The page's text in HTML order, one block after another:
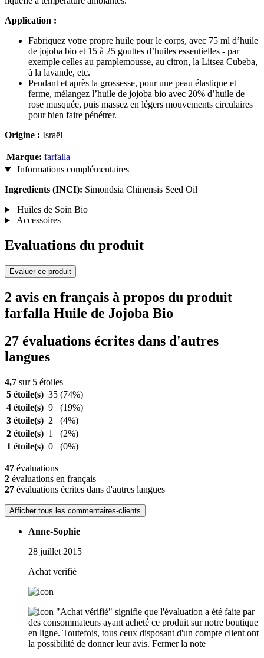
Application :
Fabriquez votre propre huile pour le corps, avec 75 ml d’huile
de jojoba bio et 15 à 25 gouttes d’huiles essentielles - par
exemple celles au pamplemousse, au citron, la Litsea Cubeba,
à la lavande, etc.
Pendant et après la grossesse, pour une peau élastique et
ferme, mélangez l’huile de jojoba bio avec 20% d’huile de
rose musquée, puis massez en légers mouvements circulaires
pour bien faire pénétrer.
Origine : Israël
Marque: farfalla
Informations complémentaires
Ingredients (INCI): Simondsia Chinensis Seed Oil
Huiles de Soin Bio
Accessoires
Evaluations du produit
Evaluer ce produit
2 avis en français à propos du produit
farfalla Huile de Jojoba Bio
27 évaluations écrites dans d'autres
langues
4,7 sur 5 étoiles
5 étoile(s) 35 (74%)
4 étoile(s) 9
(19%)
3 étoile(s) 2
(4%)
2 étoile(s) 1
(2%)
1 étoile(s) 0 (0%)
47 évaluations
2 évaluations en français
27 évaluations écrites dans d'autres langues
Afficher tous les commentaires-clients
Anne-Sophie
28 juillet 2015
Achat verifié
"Achat vérifié" signifie que l'évaluation a été faite par
des consommateurs ayant acheté ce produit sur notre boutique
en ligne. Toutefois, tous ceux disposant d'un compte client ont
la possibilité de donner leur avis. Fermer la note